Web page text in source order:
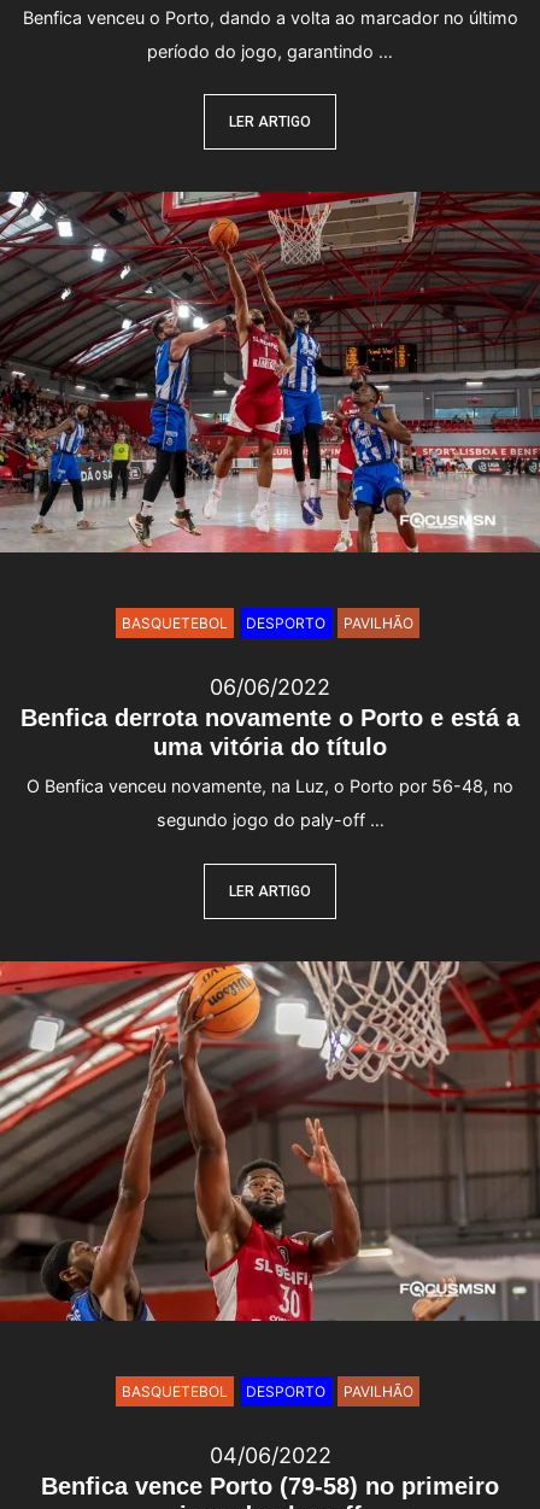
Benfica venceu o Porto, dando a volta ao marcador no último
período do jogo, garantindo …
LER ARTIGO
Benfica derrota novamente o Porto e está a
uma vitória do título
06/06/2022
O Benfica venceu novamente, na Luz, o Porto por 56-48, no
segundo jogo do paly-off …
LER ARTIGO
BASQUETEBOL DESPORTO PAVILHÃO
Benfica vence Porto (79-58) no primeiro
04/06/2022
BASQUETEBOL DESPORTO PAVILHÃO